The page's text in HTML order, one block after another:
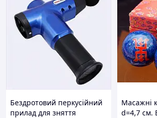
Бездротовий перкусійний
прилад для зняття
Масажні
d=4,7 см.